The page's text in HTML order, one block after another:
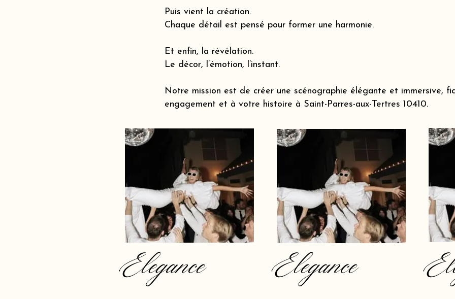
Puis vient la création.
Chaque détail est pensé pour former une harmonie.
Et enfin, la révélation.
Le décor, l’émotion, l’instant.
Notre mission est de créer une scénographie élégante et immersive,
engagement et à votre histoire à Saint-Parres-aux-Tertres 10410.
Elegance Elegance